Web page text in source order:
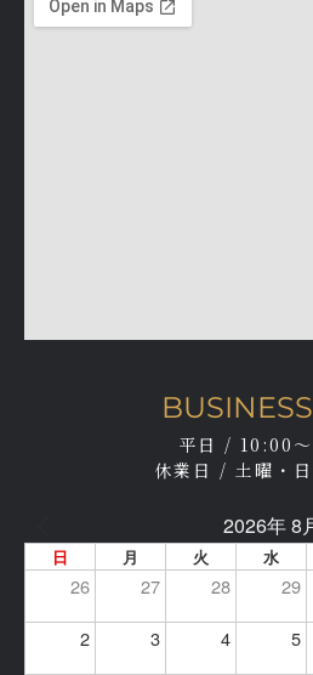
平日 / 10:00
休業日 / 土曜・
2026年 8
日 月 火 水
26 27 28 29
2 3 4 5